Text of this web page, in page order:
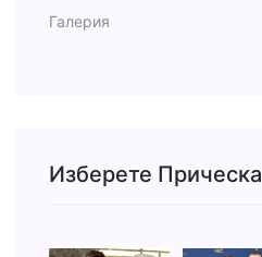
Галерия
Изберете Прическа